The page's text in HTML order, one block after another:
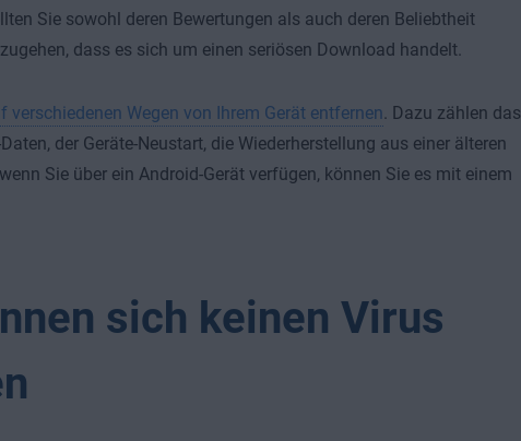
Sie sowohl deren Bewertungen als auch deren Beliebtheit
dass es sich um einen seriösen Download handelt.
Wegen von Ihrem Gerät entfernen. Dazu zählen das
der Geräte-Neustart, die Wiederherstellung aus einer älteren
Sie über ein Android-Gerät verfügen, können Sie es mit einem
sich keinen Virus